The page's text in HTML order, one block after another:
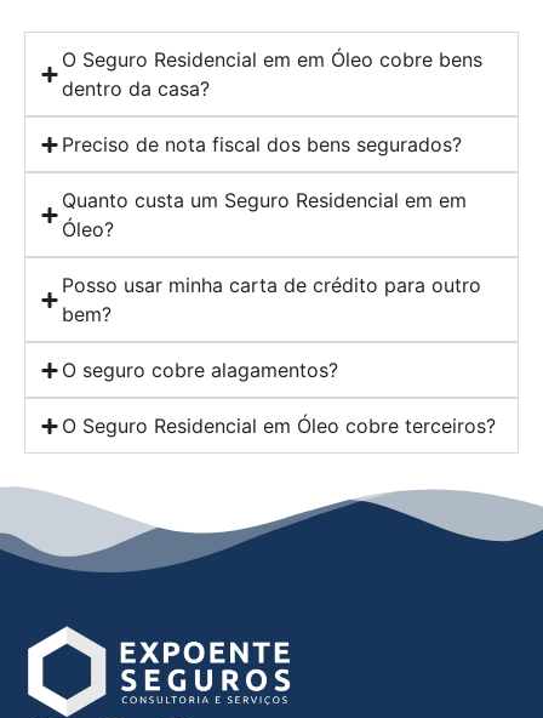
O Seguro Residencial em em Óleo cobre bens
dentro da casa?
Preciso de nota fiscal dos bens segurados?
Quanto custa um Seguro Residencial em em
Óleo?
Posso usar minha carta de crédito para outro
bem?
O seguro cobre alagamentos?
O Seguro Residencial em Óleo cobre terceiros?